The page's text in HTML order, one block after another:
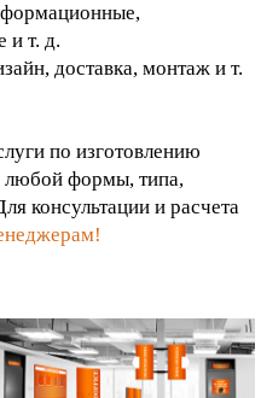
и т. д.
доставка, монтаж и т.
по изготовлению
любой формы, типа,
консультации и расчета